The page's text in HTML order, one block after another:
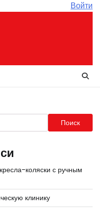
Войти
Поиск
коляски с ручным
клинику